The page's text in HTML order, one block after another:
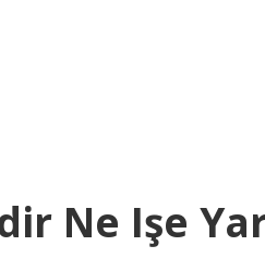
Ne Işe